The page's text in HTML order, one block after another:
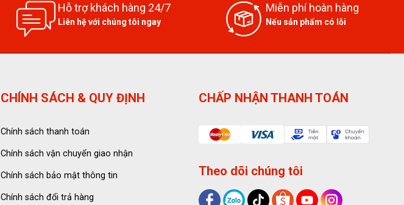
Hỗ trợ khách hàng 24/7
Liên hệ với chúng tôi ngay
Miễn phí hoàn hàng
Nếu sản phẩm có lỗi
CHÍNH SÁCH & QUY ĐỊNH
Chính sách thanh toán
Chính sách vận chuyển giao nhận
Chính sách bảo mật thông tin
Chính sách đổi trả hàng
CHẤP NHẬN THANH TOÁN
Theo dõi chúng tôi